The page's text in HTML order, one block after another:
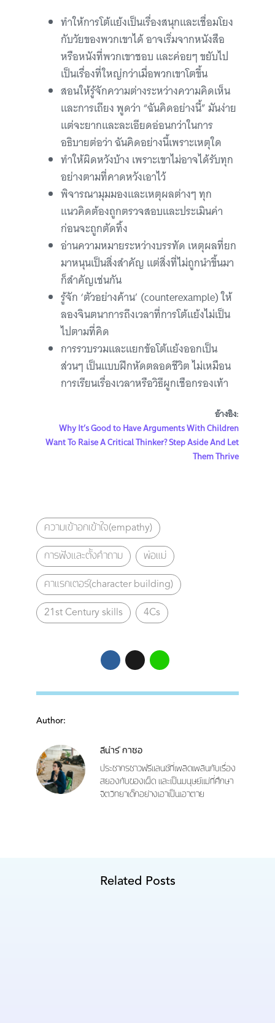
ทำให้การโต้แย้งเป็นเรื่องสนุกและเชื่อมโยง
กับวัยของพวกเขาได้ อาจเริ่มจากหนังสือ
หรือหนังที่พวกเขาชอบ และค่อยๆ ขยับไป
เป็นเรื่องที่ใหญ่กว่าเมื่อพวกเขาโตขึ้น
สอนให้รู้จักความต่างระหว่างความคิดเห็น
และการเถียง พูดว่า “ฉันคิดอย่างนี้” มันง่าย
แต่จะยากและละเอียดอ่อนกว่าในการ
อธิบายต่อว่า ฉันคิดอย่างนี้เพราะเหตุใด
ทำให้ผิดหวังบ้าง เพราะเขาไม่อาจได้รับทุก
อย่างตามที่คาดหวังเอาไว้
พิจารณามุมมองและเหตุผลต่างๆ ทุก
แนวคิดต้องถูกตรวจสอบและประเมินค่า
ก่อนจะถูกตัดทิ้ง
อ่านความหมายระหว่างบรรทัด เหตุผลที่ยก
มาหนุนเป็นสิ่งสำคัญ แต่สิ่งที่ไม่ถูกนำขึ้นมา
ก็สำคัญเช่นกัน
รู้จัก ‘ตัวอย่างค้าน’ (counterexample) ให้
ลองจินตนาการถึงเวลาที่การโต้แย้งไม่เป็น
ไปตามที่คิด
การรวบรวมและแยกข้อโต้แย้งออกเป็น
ส่วนๆ เป็นแบบฝึกหัดตลอดชีวิต ไม่เหมือน
การเรียนเรื่องเวลาหรือวิธีผูกเชือกรองเท้า
อ้างอิง:
Why It’s Good to Have Arguments With Children
Want To Raise A Critical Thinker? Step Aside And Let
Them Thrive
ความเข้าอกเข้าใจ(empathy)
การฟังและตั้งคำถาม พ่อแม่
คาแรกเตอร์(character building)
21st Century skills 4Cs
Author:
ลีน่าร์ กาซอ
ประชากรชาวฟรีแลนซ์ที่เพลิดเพลินกับเรื่อง
สยองกับของเผ็ด และเป็นมนุษย์แม่ที่ศึกษา
จิตวิทยาเด็กอย่างเอาเป็นเอาตาย
Related Posts